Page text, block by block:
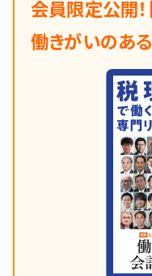
会員限定公開！
働きがいのあ